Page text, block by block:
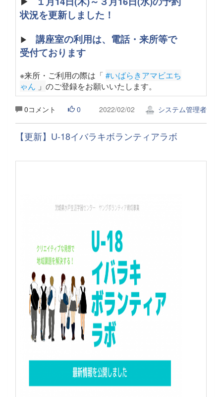
状況を更新しました！
▶ 講座室の利用は、電話・来所等で
受付ております
※来所・ご利用の際は「 #いばらきアマビエち
ゃん 」 のご登録をお願いいたします。
0コメント 0 2022/02/02 システム管理者
【更新】U-18イバラキボランティアラボ